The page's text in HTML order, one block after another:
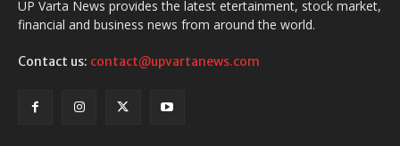
UP Varta News provides the latest etertainment, stock market,
financial and business news from around the world.
Contact us: contact@upvartanews.com